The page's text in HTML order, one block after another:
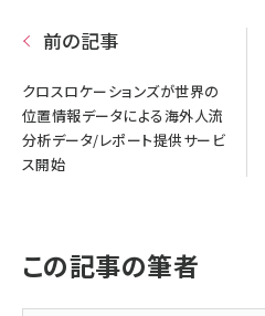
前の記事
クロスロケーションズが世界の
位置情報データによる海外人流
分析データ/レポート提供サービ
ス開始
この記事の筆者